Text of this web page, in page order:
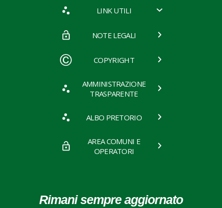
LINK UTILI
NOTE LEGALI
COPYRIGHT
AMMINISTRAZIONE
TRASPARENTE
ALBO PRETORIO
AREA COMUNI E
OPERATORI
Rimani sempre aggiornato